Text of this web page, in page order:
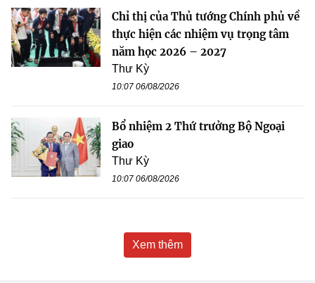
Chỉ thị của Thủ tướng Chính phủ về
thực hiện các nhiệm vụ trọng tâm
năm học 2026 – 2027
Thư Kỳ
10:07 06/08/2026
Bổ nhiệm 2 Thứ trưởng Bộ Ngoại
giao
Thư Kỳ
10:07 06/08/2026
Xem thêm